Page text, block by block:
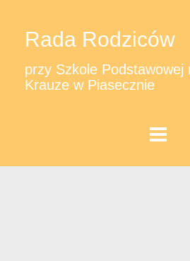
Rada Rodziców
przy Szkole Podstawowej
Krauze w Piasecznie